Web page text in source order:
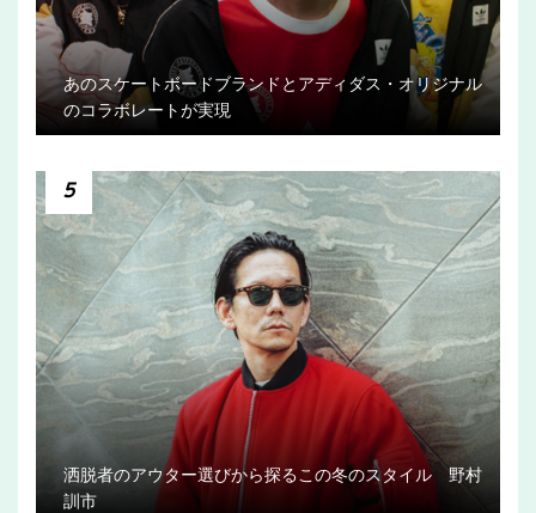
あのスケートボードブランドとアディダス・オリジナル
のコラボレートが実現
5
洒脱者のアウター選びから探るこの冬のスタイル 野村
訓市